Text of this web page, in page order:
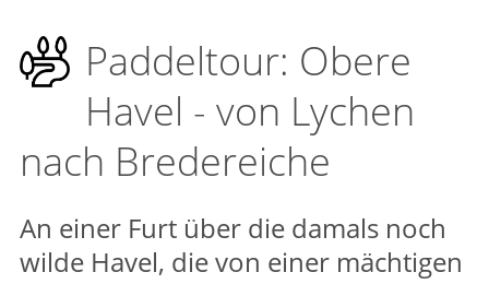
Paddeltour: Obere
Havel - von Lychen
nach Bredereiche
An einer Furt über die damals noch
wilde Havel, die von einer mächtigen